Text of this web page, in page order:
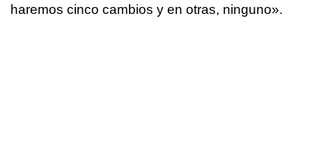
haremos cinco cambios y en otras, ninguno».